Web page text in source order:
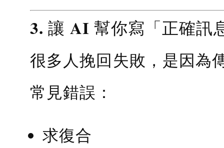
3. 讓 AI 幫你寫「正確訊
很多人挽回失敗，是因為
常見錯誤：
求復合